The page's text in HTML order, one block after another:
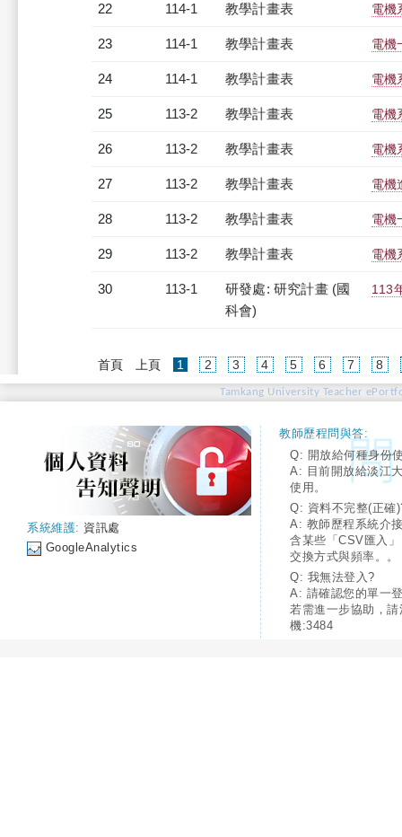
22 114-1 教學計畫表 電機
23 114-1 教學計畫表 電機
24 114-1 教學計畫表 電機
25 113-2 教學計畫表 電機
26 113-2 教學計畫表 電機
27 113-2 教學計畫表 電機
28 113-2 教學計畫表 電機
29 113-2 教學計畫表 電機
30 113-1
研發處: 研究計畫 (國
科會)
113
首頁 上頁 1 (current)
2 3 4 5 6 7 8
Tamkang University Teacher
系統維護: 資訊處
GoogleAnalytics
教師歷程問與答:
Q: 開放給何種身份
A: 目前開放給淡江
使用。
Q: 資料不完整(正確
A: 教師歷程系統介
含某些「CSV匯入
交換方式與頻率。。
Q: 我無法登入?
A: 請確認您的單一
若需進一步協助，
機:3484